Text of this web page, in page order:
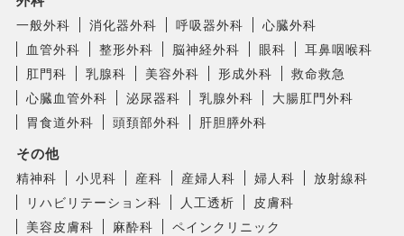
一般外科 消化器外科 呼吸器外科
心臓外科
血管外科
整形外科 脳神経外科 眼科
耳鼻咽喉科
肛門科
乳腺科 美容外科 形成外科
救命救急
心臓血管外科
泌尿器科 乳腺外科
大腸肛門外科
胃食道外科
頭頚部外科 肝胆膵外科
その他
精神科 小児科 産科 産婦人科 婦人科
放射線科
リハビリテーション科
人工透析
皮膚科
美容皮膚科
麻酔科
ペインクリニック